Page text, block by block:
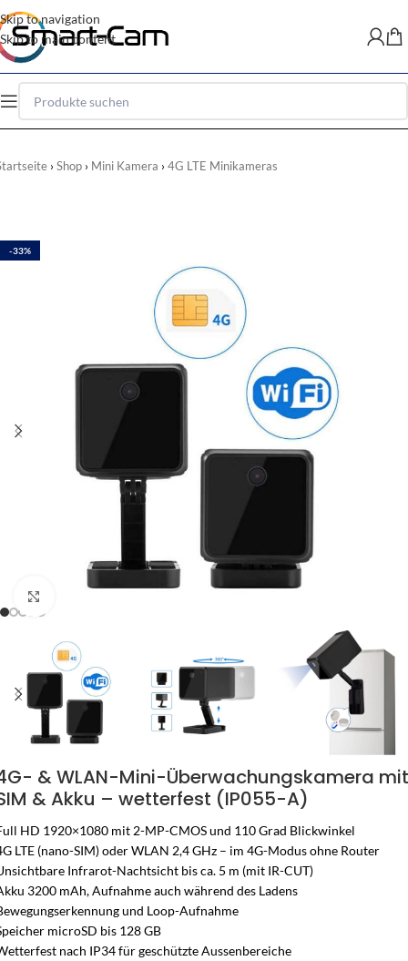
Skip to navigation
Skip to main content
Shop Mini Kamera 4G LTE Minikameras
-33%
& WLAN-Mini-Überwachungskamera mit
& Akku – wetterfest (IP055-A)
HD 1920×1080 mit 2-MP-CMOS und 110 Grad Blickwinkel
LTE (nano-SIM) oder WLAN 2,4 GHz – im 4G-Modus ohne Router
Infrarot-Nachtsicht bis ca. 5 m (mit IR-CUT)
3200 mAh, Aufnahme auch während des Ladens
und Loop-Aufnahme
microSD bis 128 GB
nach IP34 für geschützte Aussenbereiche